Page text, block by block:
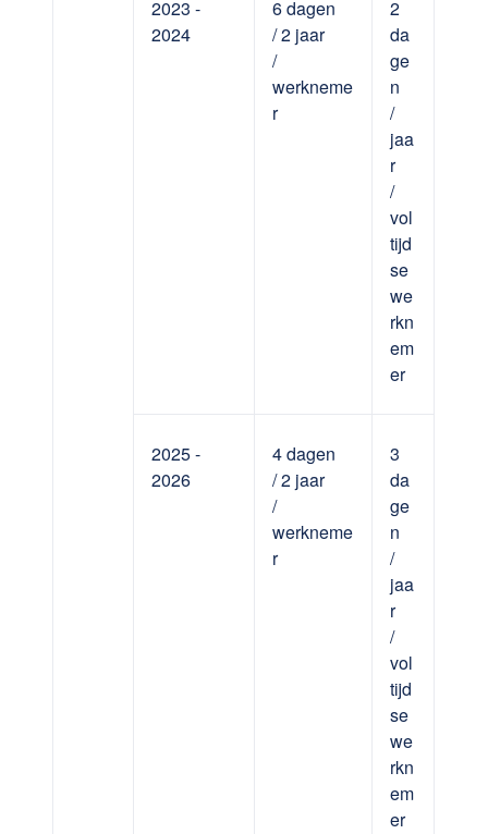
2023 -
2024
6 dagen
/ 2 jaar
/
werkneme
r
2
da
ge
n
/
jaa
r
/
vol
tijd
se
we
rkn
em
er
2025 -
2026
4 dagen
/ 2 jaar
/
werkneme
r
3
da
ge
n
/
jaa
r
/
vol
tijd
se
we
rkn
em
er